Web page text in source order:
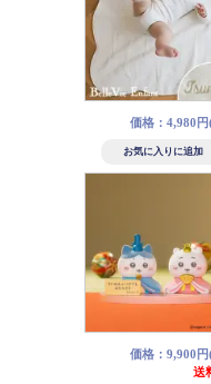
価格：4,980
価格：9,900
送